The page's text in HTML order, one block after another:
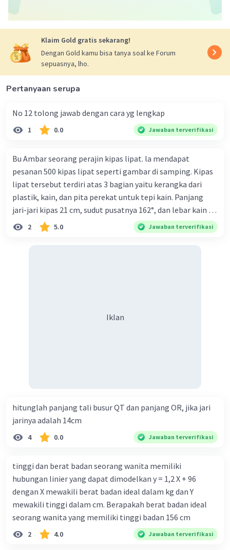
Klaim Gold gratis sekarang!
Dengan Gold kamu bisa tanya soal ke Forum
sepuasnya, lho.
Pertanyaan serupa
No 12 tolong jawab dengan cara yg lengkap
1 0.0 Jawaban terverifikasi
Bu Ambar seorang perajin kipas lipat. la mendapat
pesanan 500 kipas lipat seperti gambar di samping. Kipas
lipat tersebut terdiri atas 3 bagian yaitu kerangka dari
plastik, kain, dan pita perekat untuk tepi kain. Panjang
jari-jari kipas 21 cm, sudut pusatnya 162°, dan lebar kain 14
cm. Biaya kerangka dan tali sebesar Rp1.800,00 per buah,
kain sebesar Rp40.000,00/m², dan pita perekat
2 5.0 Jawaban terverifikasi
Iklan
hitunglah panjang tali busur QT dan panjang OR, jika jari
jarinya adalah 14cm
4 0.0 Jawaban terverifikasi
tinggi dan berat badan seorang wanita memiliki
hubungan linier yang dapat dimodelkan y = 1,2 X + 96
dengan X mewakili berat badan ideal dalam kg dan Y
mewakili tinggi dalam cm. Berapakah berat badan ideal
seorang wanita yang memiliki tinggi badan 156 cm
2 4.0 Jawaban terverifikasi